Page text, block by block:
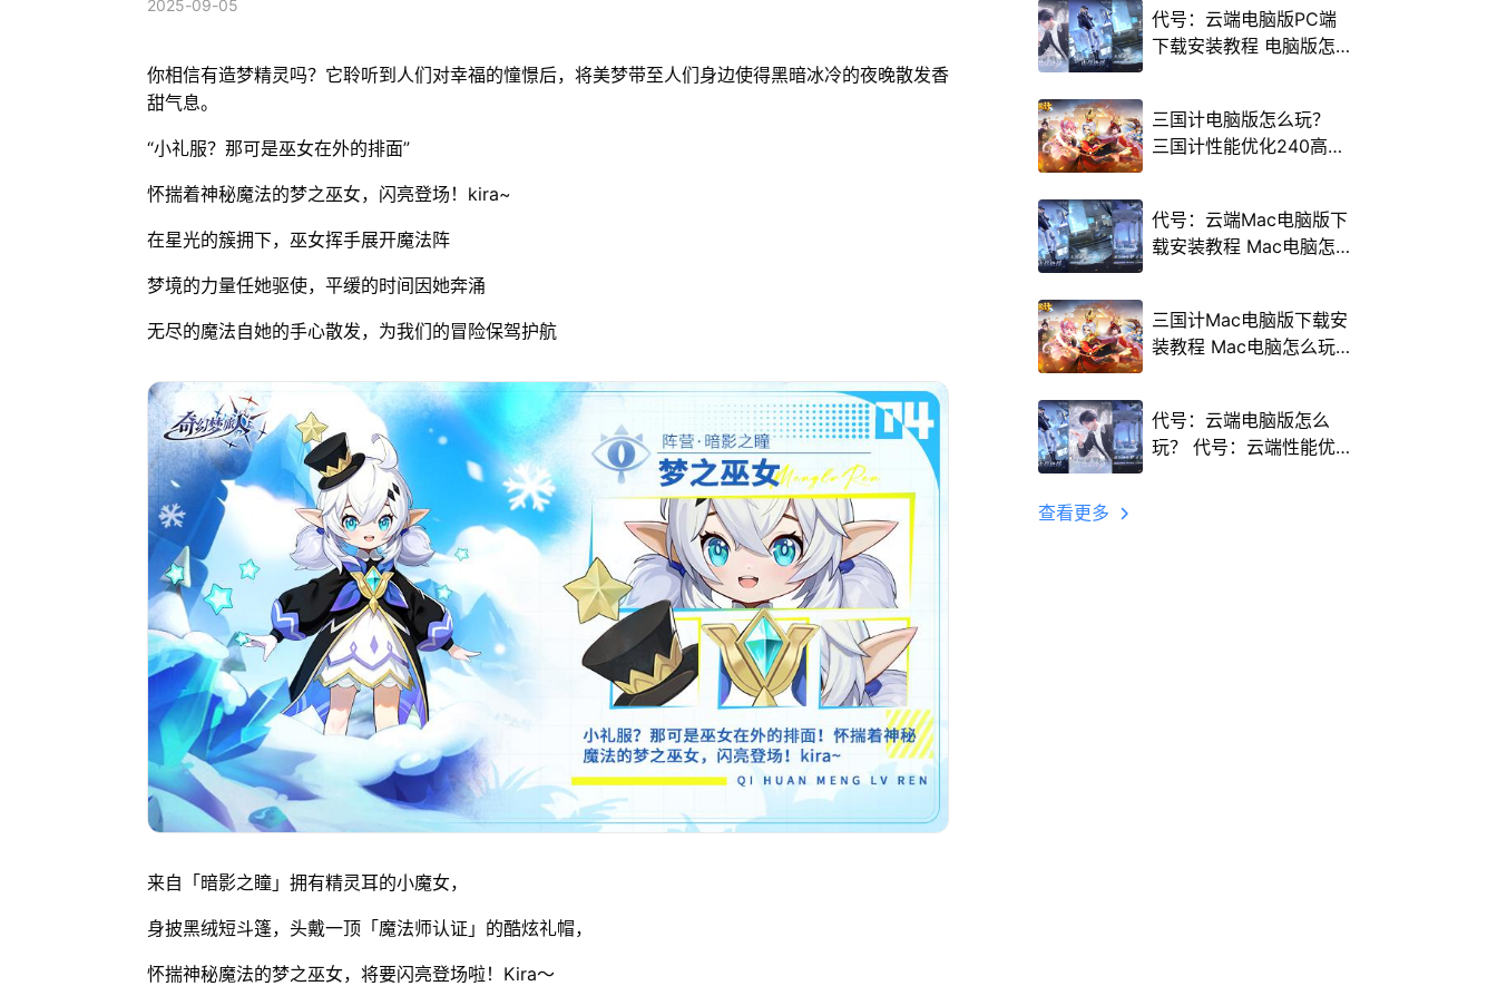
2025-09-05
你相信有造梦精灵吗？它聆听到人们对幸福的憧憬后，将美梦带至人们身边使得黑暗冰冷的夜晚散发香
甜气息。
“小礼服？那可是巫女在外的排面”
怀揣着神秘魔法的梦之巫女，闪亮登场！kira~
在星光的簇拥下，巫女挥手展开魔法阵
梦境的力量任她驱使，平缓的时间因她奔涌
无尽的魔法自她的手心散发，为我们的冒险保驾护航
来自「暗影之瞳」拥有精灵耳的小魔女，
身披黑绒短斗篷，头戴一顶「魔法师认证」的酷炫礼帽，
怀揣神秘魔法的梦之巫女，将要闪亮登场啦！Kira～
代号：云端电脑版PC端
下载安装教程 电脑版怎
三国计电脑版怎么玩？
三国计性能优化240高帧
代号：云端Mac电脑版下
载安装教程 Mac电脑怎
三国计Mac电脑版下载安
装教程 Mac电脑怎么玩
代号：云端电脑版怎么
玩？ 代号：云端性能优
查看更多